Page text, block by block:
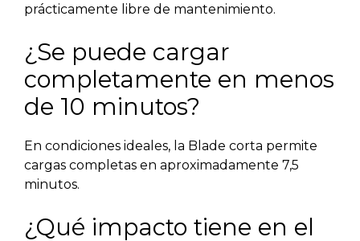
prácticamente libre de mantenimiento.
¿Se puede cargar
completamente en menos
de 10 minutos?
En condiciones ideales, la Blade corta permite
cargas completas en aproximadamente 7,5
minutos.
¿Qué impacto tiene en el